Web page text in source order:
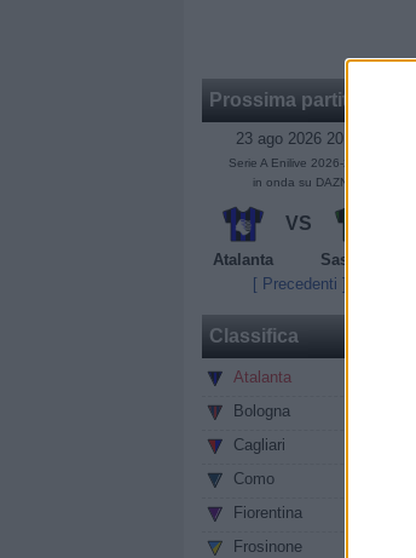
Prossima partita
23 ago 2026 20:45
Serie A Enilive 2026-2027
in onda su DAZN
VS
Atalanta
Sassuolo
[ Precedenti ]
Classifica
Atalanta
Bologna
Cagliari
Como
Fiorentina
Frosinone